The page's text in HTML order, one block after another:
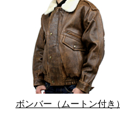
ボンバー（ムートン付き）